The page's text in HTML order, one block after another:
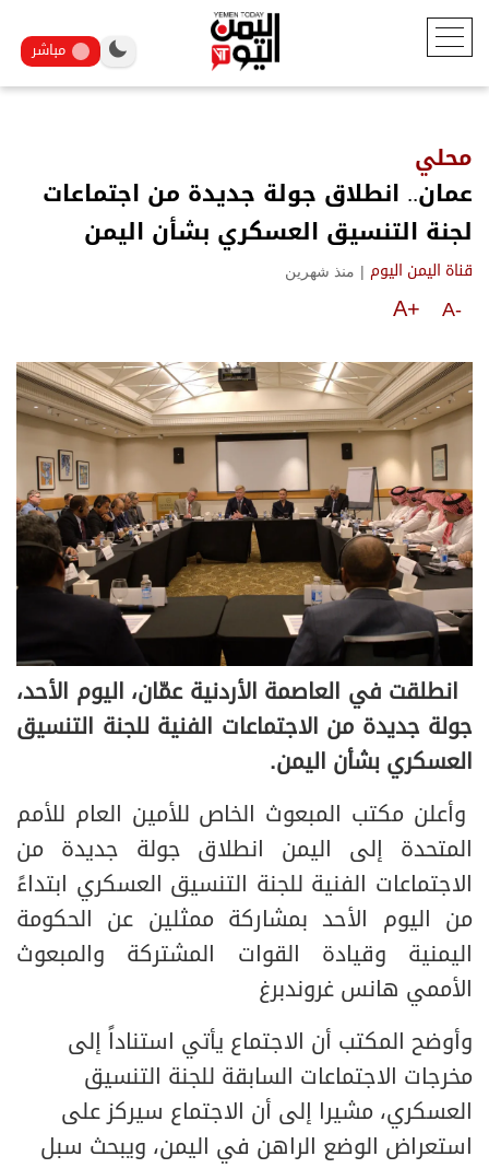
مباشر
محلي
عمان.. انطلاق جولة جديدة من اجتماعات
لجنة التنسيق العسكري بشأن اليمن
قناة اليمن اليوم | منذ شهرين
A-
A+
انطلقت في العاصمة الأردنية عمّان، اليوم الأحد،
جولة جديدة من الاجتماعات الفنية للجنة التنسيق
العسكري بشأن اليمن.
وأعلن مكتب المبعوث الخاص للأمين العام للأمم
المتحدة إلى اليمن انطلاق جولة جديدة من
الاجتماعات الفنية للجنة التنسيق العسكري ابتداءً
من اليوم الأحد بمشاركة ممثلين عن الحكومة
اليمنية وقيادة القوات المشتركة والمبعوث
الأممي هانس غروندبرغ
وأوضح المكتب أن الاجتماع يأتي استناداً إلى
مخرجات الاجتماعات السابقة للجنة التنسيق
العسكري، مشيرا إلى أن الاجتماع سيركز على
استعراض الوضع الراهن في اليمن، ويبحث سبل